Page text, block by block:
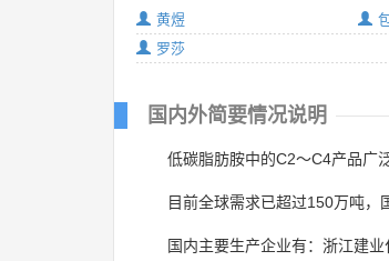
黄煜
罗莎
国内外简要情况说明
低碳脂肪胺中的C2～C4产品广
目前全球需求已超过150万吨，
国内主要生产企业有：浙江建